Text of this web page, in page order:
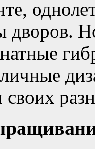
дворов.
своих